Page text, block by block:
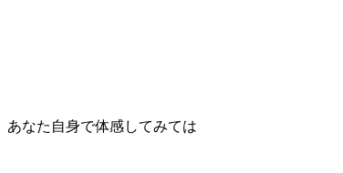
あなた自身で体感してみては